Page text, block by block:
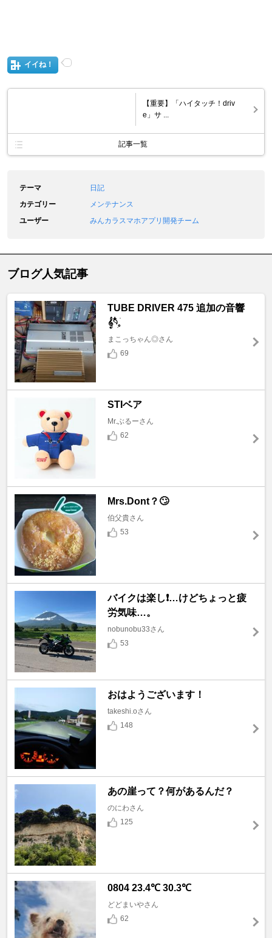
イイね！
【重要】「ハイタッチ！driv
e」サ ...
記事一覧
テーマ
日記
カテゴリー
メンテナンス
ユーザー
みんカラスマホアプリ開発チーム
ブログ人気記事
TUBE DRIVER 475 追加の音響
𝄞𓄹໋ׅ𓈒ׁ
まこっちゃん◎さん
69
STIベア
Mr.ぶるーさん
62
Mrs.Dont？🙄
伯父貴さん
53
バイクは楽し❗️…けどちょっと疲
労気味…。
nobunobu33さん
53
おはようございます！
takeshi.oさん
148
あの崖って？何があるんだ？
のにわさん
125
0804 23.4℃ 30.3℃
どどまいやさん
62